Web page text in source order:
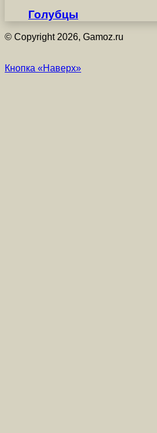
Голубцы
© Copyright 2026, Gamoz.ru
Кнопка «Наверх»